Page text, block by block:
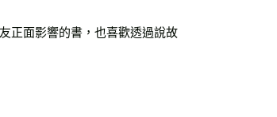
正面影響的書，也喜歡透過說故